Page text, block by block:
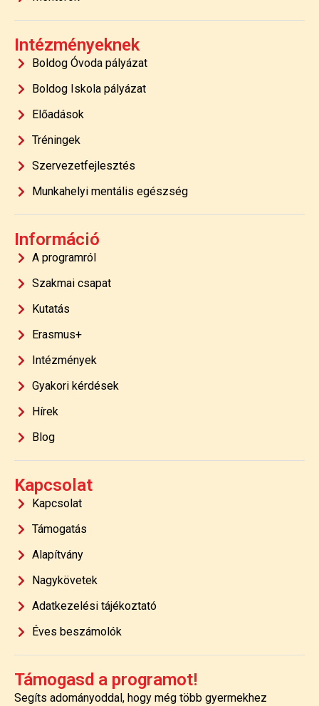
Intézményeknek
Boldog Óvoda pályázat
Boldog Iskola pályázat
Előadások
Tréningek
Szervezetfejlesztés
Munkahelyi mentális egészség
Információ
A programról
Szakmai csapat
Kutatás
Erasmus+
Intézmények
Gyakori kérdések
Hírek
Blog
Kapcsolat
Kapcsolat
Támogatás
Alapítvány
Nagykövetek
Adatkezelési tájékoztató
Éves beszámolók
Támogasd a programot!
Segíts adományoddal, hogy még több gyermekhez